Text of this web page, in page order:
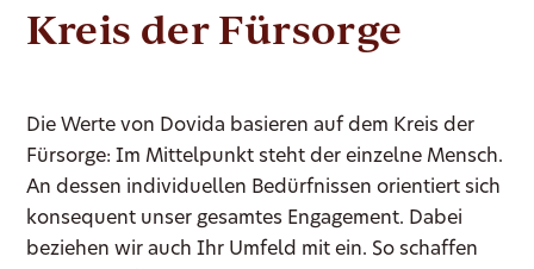
Kreis der Fürsorge
Die Werte von Dovida basieren auf dem Kreis der
Fürsorge: Im Mittelpunkt steht der einzelne Mensch.
An dessen individuellen Bedürfnissen orientiert sich
konsequent unser gesamtes Engagement. Dabei
beziehen wir auch Ihr Umfeld mit ein. So schaffen